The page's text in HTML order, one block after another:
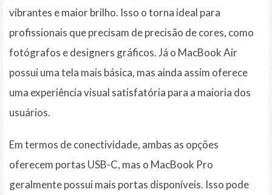
vibrantes e maior brilho. Isso o torna ideal para
profissionais que precisam de precisão de cores, como
fotógrafos e designers gráficos. Já o MacBook Air
possui uma tela mais básica, mas ainda assim oferece
uma experiência visual satisfatória para a maioria dos
usuários.
Em termos de conectividade, ambas as opções
oferecem portas USB-C, mas o MacBook Pro
geralmente possui mais portas disponíveis. Isso pode